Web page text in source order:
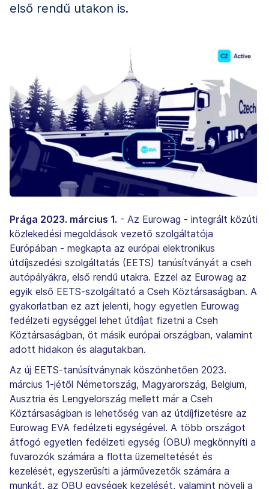
első rendű utakon is.
Prága 2023. március 1. - Az Eurowag - integrált közúti
közlekedési megoldások vezető szolgáltatója
Európában - megkapta az európai elektronikus
útdíjszedési szolgáltatás (EETS) tanúsítványát a cseh
autópályákra, első rendű utakra. Ezzel az Eurowag az
egyik első EETS-szolgáltató a Cseh Köztársaságban. A
gyakorlatban ez azt jelenti, hogy egyetlen Eurowag
fedélzeti egységgel lehet útdíjat fizetni a Cseh
Köztársaságban, öt másik európai országban, valamint
adott hidakon és alagutakban.
Az új EETS-tanúsítványnak köszönhetően 2023.
március 1-jétől Németország, Magyarország, Belgium,
Ausztria és Lengyelország mellett már a Cseh
Köztársaságban is lehetőség van az útdíjfizetésre az
Eurowag EVA fedélzeti egységével. A több országot
átfogó egyetlen fedélzeti egység (OBU) megkönnyíti a
fuvarozók számára a flotta üzemeltetését és
kezelését, egyszerűsíti a járművezetők számára a
munkát, az OBU egységek kezelését, valamint növeli a